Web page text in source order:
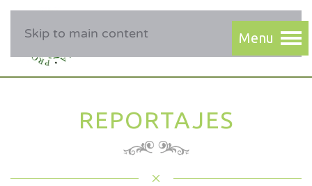
Skip to main content
REPORTAJES